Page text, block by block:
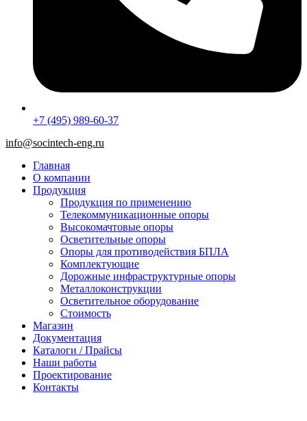
+7 (495) 989-60-37
info@socintech-eng.ru
Главная
О компании
Продукция
Продукция по применению
Телекоммуникационные опоры
Высокомачтовые опоры
Осветительные опоры
Опоры для противодействия БПЛА
Комплектующие
Дорожные инфраструктурные опоры
Металлоконструкции
Осветительное оборудование
Стоимость
Магазин
Документация
Каталоги / Прайсы
Наши работы
Проектирование
Контакты